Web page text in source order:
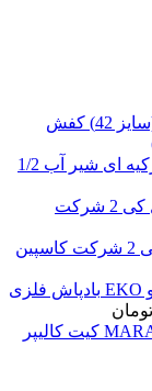
کفش
شیر آب 1/2
بادپاش فلزی
تومان
کیت کالیپر